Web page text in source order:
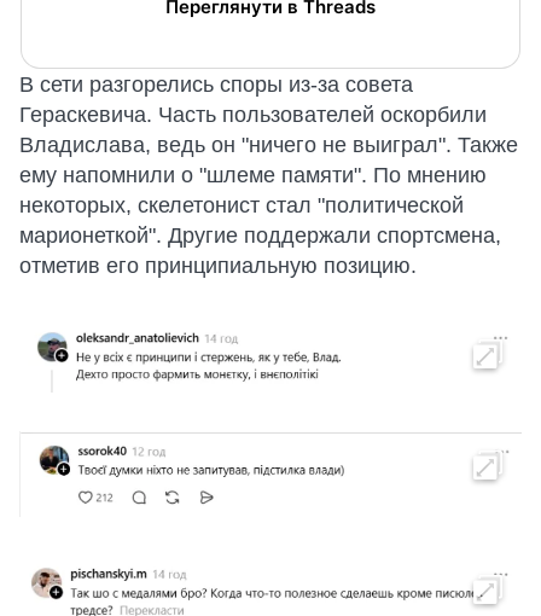
Переглянути в Threads
В сети разгорелись споры из-за совета
Гераскевича. Часть пользователей оскорбили
Владислава, ведь он "ничего не выиграл". Также
ему напомнили о "шлеме памяти". По мнению
некоторых, скелетонист стал "политической
марионеткой". Другие поддержали спортсмена,
отметив его принципиальную позицию.